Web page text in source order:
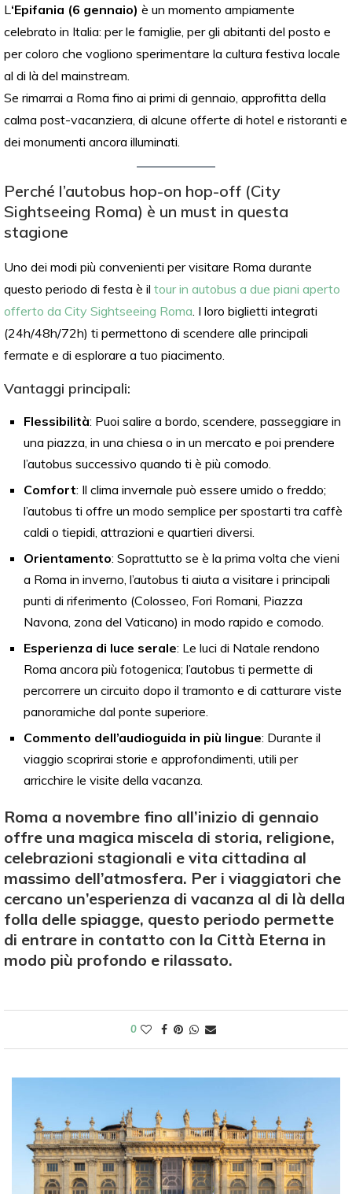
L ‘Epifania (6 gennaio) è un momento ampiamente
celebrato in Italia: per le famiglie, per gli abitanti del posto e
per coloro che vogliono sperimentare la cultura festiva locale
al di là del mainstream.
Se rimarrai a Roma fino ai primi di gennaio, approfitta della
calma post-vacanziera, di alcune offerte di hotel e ristoranti e
dei monumenti ancora illuminati.
Perché l’autobus hop-on hop-off (City
Sightseeing Roma) è un must in questa
stagione
Uno dei modi più convenienti per visitare Roma durante
questo periodo di festa è il tour in autobus a due piani aperto
offerto da City Sightseeing Roma . I loro biglietti integrati
(24h/48h/72h) ti permettono di scendere alle principali
fermate e di esplorare a tuo piacimento.
Vantaggi principali:
Flessibilità: Puoi salire a bordo, scendere, passeggiare in
una piazza, in una chiesa o in un mercato e poi prendere
l’autobus successivo quando ti è più comodo.
Comfort: Il clima invernale può essere umido o freddo;
l’autobus ti offre un modo semplice per spostarti tra caffè
caldi o tiepidi, attrazioni e quartieri diversi.
Orientamento: Soprattutto se è la prima volta che vieni
a Roma in inverno, l’autobus ti aiuta a visitare i principali
punti di riferimento (Colosseo, Fori Romani, Piazza
Navona, zona del Vaticano) in modo rapido e comodo.
Esperienza di luce serale: Le luci di Natale rendono
Roma ancora più fotogenica; l’autobus ti permette di
percorrere un circuito dopo il tramonto e di catturare viste
panoramiche dal ponte superiore.
Commento dell’audioguida in più lingue: Durante il
viaggio scoprirai storie e approfondimenti, utili per
arricchire le visite della vacanza.
Roma a novembre fino all’inizio di gennaio
offre una magica miscela di storia, religione,
celebrazioni stagionali e vita cittadina al
massimo dell’atmosfera. Per i viaggiatori che
cercano un’esperienza di vacanza al di là della
folla delle spiagge, questo periodo permette
di entrare in contatto con la Città Eterna in
modo più profondo e rilassato.
0